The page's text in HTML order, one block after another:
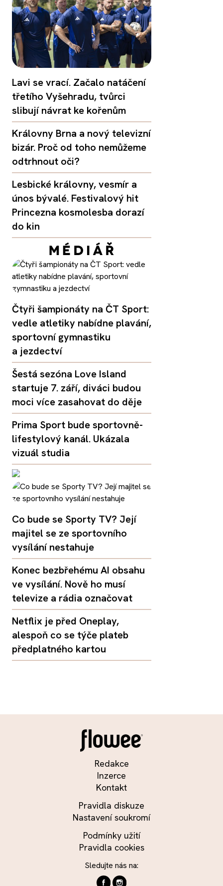
Lavi se vrací. Začalo natáčení
třetího Vyšehradu, tvůrci
slibují návrat ke kořenům
Královny Brna a nový televizní
bizár. Proč od toho nemůžeme
odtrhnout oči?
Lesbické královny, vesmír a
únos bývalé. Festivalový hit
Princezna kosmolesba dorazí
do kin
Čtyři šampionáty na ČT Sport:
vedle atletiky nabídne plavání,
sportovní gymnastiku
a jezdectví
Šestá sezóna Love Island
startuje 7. září, diváci budou
moci více zasahovat do děje
Prima Sport bude sportovně-
lifestylový kanál. Ukázala
vizuál studia
Co bude se Sporty TV? Její
majitel se ze sportovního
vysílání nestahuje
Konec bezbřehému AI obsahu
ve vysílání. Nově ho musí
televize a rádia označovat
Netflix je před Oneplay,
alespoň co se týče plateb
předplatného kartou
Redakce
Inzerce
Kontakt
Pravidla diskuze
Nastavení soukromí
Podmínky užití
Pravidla cookies
Sledujte nás na: